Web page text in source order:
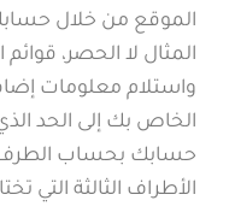
الموقع من خلال
واستلام معلومات
الخاص بك إلى الحد
حسابك بحساب الطرف
الأطراف الثالثة التي